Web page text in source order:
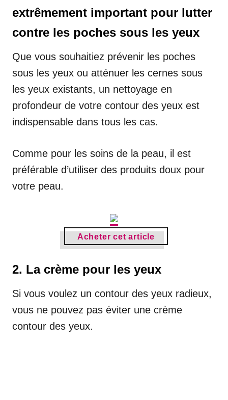
extrêmement important pour lutter
contre les poches sous les yeux
Que vous souhaitiez prévenir les poches
sous les yeux ou atténuer les cernes sous
les yeux existants, un nettoyage en
profondeur de votre contour des yeux est
indispensable dans tous les cas.
Comme pour les soins de la peau, il est
préférable d’utiliser des produits doux pour
votre peau.
Acheter cet article
2. La crème pour les yeux
Si vous voulez un contour des yeux radieux,
vous ne pouvez pas éviter une crème
contour des yeux.